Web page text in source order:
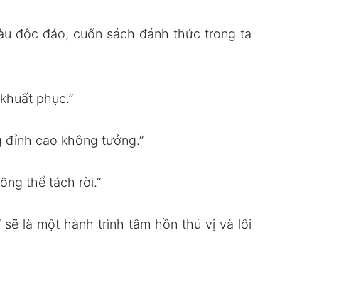
độc đáo, cuốn sách đánh thức trong ta
phục.”
cao không tưởng.”
thể tách rời.”
sẽ là một hành trình tâm hồn thú vị và lôi